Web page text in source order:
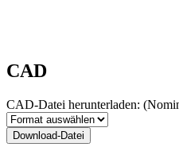
CAD
CAD-Datei herunterladen:
Download-Datei